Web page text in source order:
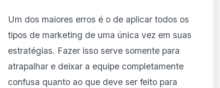
Um dos maiores erros é o de aplicar todos os
tipos de marketing de uma única vez em suas
estratégias. Fazer isso serve somente para
atrapalhar e deixar a equipe completamente
confusa quanto ao que deve ser feito para